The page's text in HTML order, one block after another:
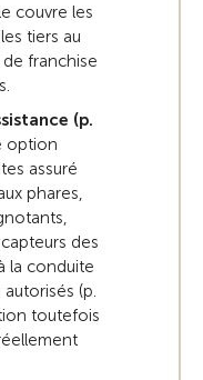
couvre les
tiers au
franchise
(p.
option
assuré
phares,
des
la conduite
autorisés (p.
toutefois